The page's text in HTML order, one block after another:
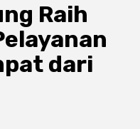
Raih
dari